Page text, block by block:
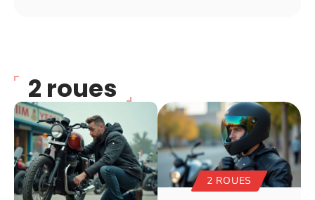
2 roues
2 ROUES